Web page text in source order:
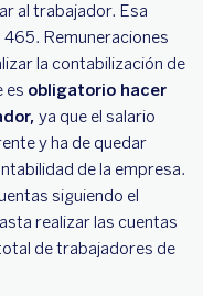
al trabajador. Esa
465. Remuneraciones
la contabilización de
es obligatorio hacer
ya que el salario
y ha de quedar
de la empresa.
siguiendo el
realizar las cuentas
de trabajadores de